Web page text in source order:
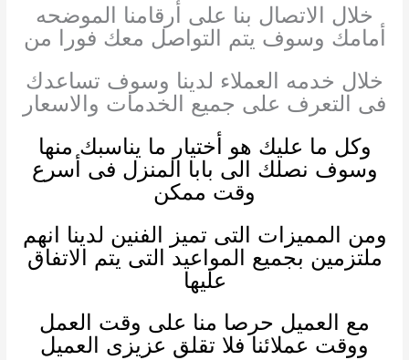
خلال الاتصال بنا على أرقامنا الموضحه
أمامك وسوف يتم التواصل معك فورا من
خلال خدمه العملاء لدينا وسوف تساعدك
فى التعرف على جميع الخدمات والاسعار
وكل ما عليك هو أختيار ما يناسبك منها
وسوف نصلك الى بابا المنزل فى أسرع
وقت ممكن
ومن المميزات التى تميز الفنين لدينا انهم
ملتزمين بجميع المواعيد التى يتم الاتفاق
عليها
مع العميل حرصا منا على وقت العمل
ووقت عملائنا فلا تقلق عزيزى العميل